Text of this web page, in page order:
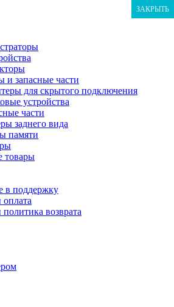
и запасные части
для скрытого подключения
устройства
части
заднего вида
памяти
товары
в поддержку
оплата
возврата
ЗАКРЫТЬ
ЗАКРЫТЬ
ЗАКРЫТЬ